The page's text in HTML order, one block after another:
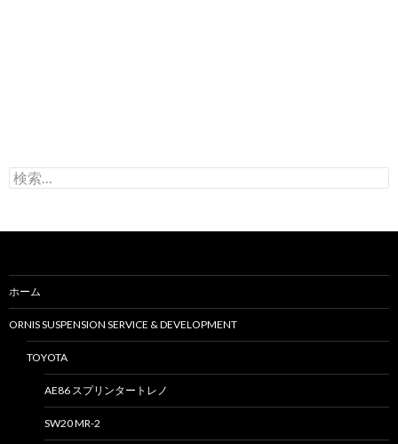
検
索
ホーム
ORNIS SUSPENSION SERVICE & DEVELOPMENT
TOYOTA
AE86 スプリンタートレノ
SW20 MR-2